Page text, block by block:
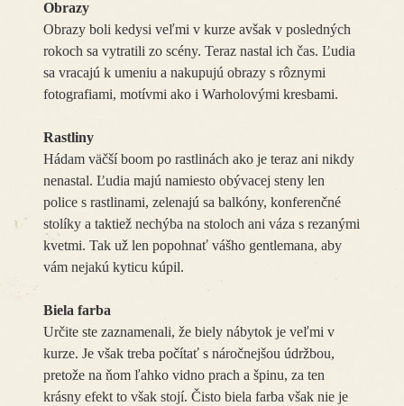
Obrazy
Obrazy boli kedysi veľmi v kurze avšak v posledných
rokoch sa vytratili zo scény. Teraz nastal ich čas. Ľudia
sa vracajú k umeniu a nakupujú obrazy s rôznymi
fotografiami, motívmi ako i Warholovými kresbami.
Rastliny
Hádam väčší boom po rastlinách ako je teraz ani nikdy
nenastal. Ľudia majú namiesto obývacej steny len
police s rastlinami, zelenajú sa balkóny, konferenčné
stolíky a taktiež nechýba na stoloch ani váza s rezanými
kvetmi. Tak už len popohnať vášho gentlemana, aby
vám nejakú kyticu kúpil.
Biela farba
Určite ste zaznamenali, že biely nábytok je veľmi v
kurze. Je však treba počítať s náročnejšou údržbou,
pretože na ňom ľahko vidno prach a špinu, za ten
krásny efekt to však stojí. Čisto biela farba však nie je